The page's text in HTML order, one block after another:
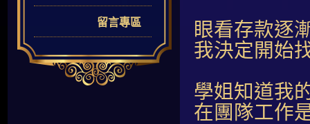
留言專區
眼看存款逐
我決定開始
學姐知道我
在團隊工作